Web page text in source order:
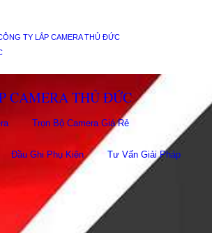
TY LẮP CAMERA THỦ ĐỨC
CAMERA THỦ ĐỨC
Trọn Bộ Camera Giá Rẻ
Đầu Ghi Phụ Kiên Tư Vấn Giải Pháp